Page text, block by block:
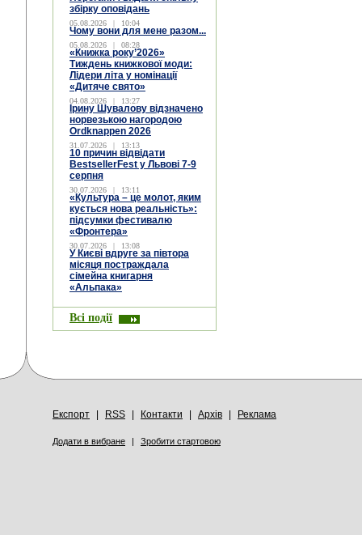
збірку оповідань
05.08.2026 | 10:04
Чому вони для мене разом...
05.08.2026 | 08:28
«Книжка року’2026»
Тиждень книжкової моди:
Лідери літа у номінації
«Дитяче свято»
04.08.2026 | 13:27
Ірину Шувалову відзначено
норвезькою нагородою
Ordknappen 2026
31.07.2026 | 13:13
10 причин відвідати
BestsellerFest у Львові 7-9
серпня
30.07.2026 | 13:11
«Культура – це молот, яким
кується нова реальність»:
підсумки фестивалю
«Фронтера»
30.07.2026 | 13:08
У Києві вдруге за півтора
місяця постраждала
сімейна книгарня
«Альпака»
Всі події
Експорт RSS Контакти Архів Реклама
Додати в вибране | Зробити стартовою